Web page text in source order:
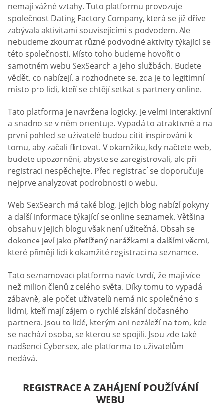
nemají vážné vztahy. Tuto platformu provozuje
společnost Dating Factory Company, která se již dříve
zabývala aktivitami souvisejícími s podvodem. Ale
nebudeme zkoumat různé podvodné aktivity týkající se
této společnosti. Místo toho budeme hovořit o
samotném webu SexSearch a jeho službách. Budete
vědět, co nabízejí, a rozhodnete se, zda je to legitimní
místo pro lidi, kteří se chtějí setkat s partnery online.
Tato platforma je navržena logicky. Je velmi interaktivní
a snadno se v něm orientuje. Vypadá to atraktivně a na
první pohled se uživatelé budou cítit inspirováni k
tomu, aby začali flirtovat. V okamžiku, kdy načtete web,
budete upozorněni, abyste se zaregistrovali, ale při
registraci nespěchejte. Před registrací se doporučuje
nejprve analyzovat podrobnosti o webu.
Web SexSearch má také blog. Jejich blog nabízí pokyny
a další informace týkající se online seznamek. Většina
obsahu v jejich blogu však není užitečná. Obsah se
dokonce jeví jako přetížený narážkami a dalšími věcmi,
které přimějí lidi k okamžité registraci na seznamce.
Tato seznamovací platforma navíc tvrdí, že mají více
než milion členů z celého světa. Díky tomu to vypadá
zábavně, ale počet uživatelů nemá nic společného s
lidmi, kteří mají zájem o rychlé získání dočasného
partnera. Jsou to lidé, kterým ani nezáleží na tom, kde
se nachází osoba, se kterou se spojili. Jsou zde také
nadšenci Cybersex, ale platforma to uživatelům
nedává.
REGISTRACE A ZAHÁJENÍ POUŽÍVÁNÍ
WEBU